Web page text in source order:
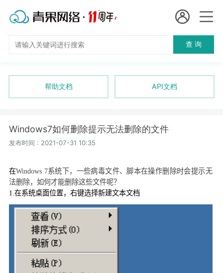
国
短效代理
隧道代理
独享代理
长效代理
进入控制台
退出
查 询
帮助文档 API文档
Windows7如何删除提示无法删除的文件
发布时间 : 2021-07-31 10:35
在Windows 7系统下，一些病毒文件、脚本在操作删除时会提示无
法删除，如何才能删除这些文件呢？
1. 在系统桌面位置，右键选择新建文本文档